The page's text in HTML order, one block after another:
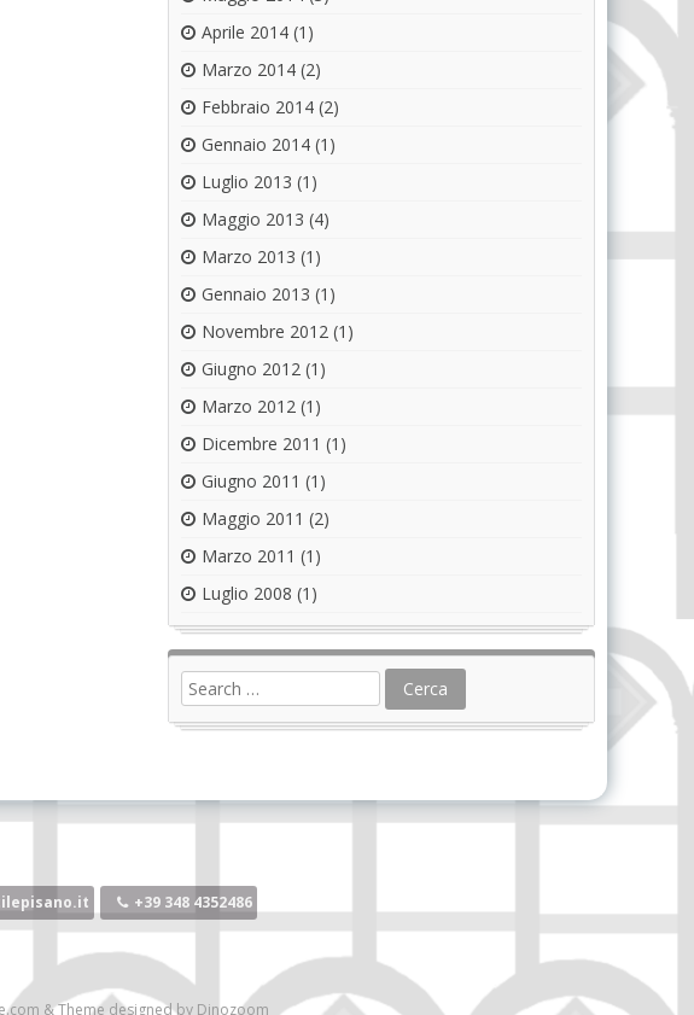
Aprile 2014 (1)
Marzo 2014 (2)
Febbraio 2014 (2)
Gennaio 2014 (1)
Luglio 2013 (1)
Maggio 2013 (4)
Marzo 2013 (1)
Gennaio 2013 (1)
Novembre 2012 (1)
Giugno 2012 (1)
Marzo 2012 (1)
Dicembre 2011 (1)
Giugno 2011 (1)
Maggio 2011 (2)
Marzo 2011 (1)
Luglio 2008 (1)
+39 348 4352486
&Theme designed by Dinozoom